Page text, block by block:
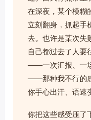
在深夜，某个模糊
立刻翻身，抓起手
去。也许是某次失
自己都过去了人要
——一次汇报、一
——那种我不行的
你手心出汗、语速
你把这些感受压了